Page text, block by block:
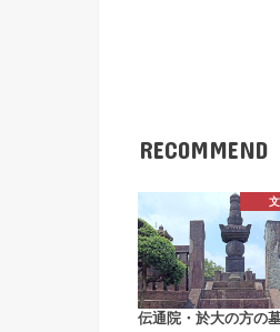
RECOMMEND
伝通院・於大の方の